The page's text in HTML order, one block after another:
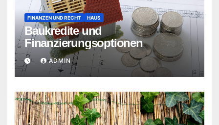
FINANZEN UND RECHT HAUS
Baukredite und
Finanzierungsoptionen
ADMIN